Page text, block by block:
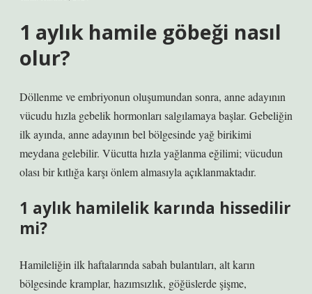
1 aylık hamile göbeği nasıl
olur?
Döllenme ve embriyonun oluşumundan sonra, anne adayının
vücudu hızla gebelik hormonları salgılamaya başlar. Gebeliğin
ilk ayında, anne adayının bel bölgesinde yağ birikimi
meydana gelebilir. Vücutta hızla yağlanma eğilimi; vücudun
olası bir kıtlığa karşı önlem almasıyla açıklanmaktadır.
1 aylık hamilelik karında hissedilir
mi?
Hamileliğin ilk haftalarında sabah bulantıları, alt karın
bölgesinde kramplar, hazımsızlık, göğüslerde şişme,